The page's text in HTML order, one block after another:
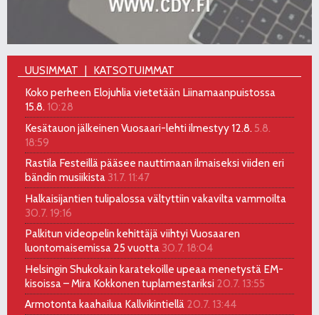
UUSIMMAT
KATSOTUIMMAT
Koko perheen Elojuhlia vietetään Liinamaanpuistossa
15.8. 10:28
Kesätauon jälkeinen Vuosaari-lehti ilmestyy 12.8. 5.8.
18:59
Rastila Festeillä pääsee nauttimaan ilmaiseksi viiden eri
bändin musiikista 31.7. 11:47
Halkaisijantien tulipalossa vältyttiin vakavilta vammoilta
30.7. 19:16
Palkitun videopelin kehittäjä viihtyi Vuosaaren
luontomaisemissa 25 vuotta 30.7. 18:04
Helsingin Shukokain karatekoille upeaa menetystä EM-
kisoissa – Mira Kokkonen tuplamestariksi 20.7. 13:55
Armotonta kaahailua Kallvikintiellä 20.7. 13:44